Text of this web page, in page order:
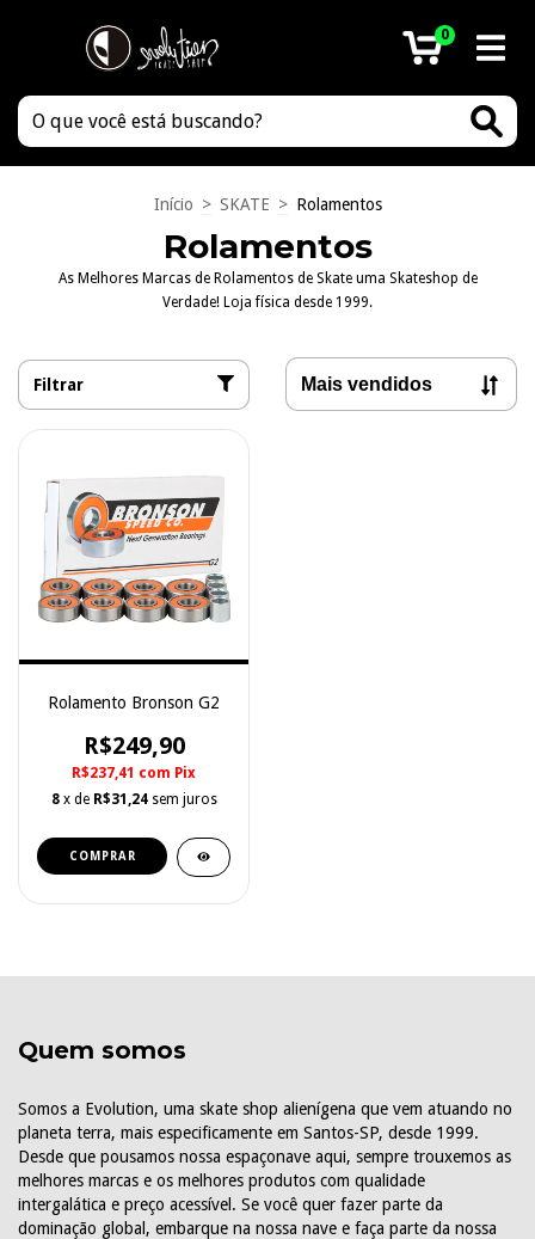
0
Início > SKATE > Rolamentos
Rolamentos
As Melhores Marcas de Rolamentos de Skate uma Skateshop de
Verdade! Loja física desde 1999.
Filtrar
Rolamento Bronson G2
R$249,90
R$237,41 com Pix
8 x de R$31,24 sem juros
Quem somos
Somos a Evolution, uma skate shop alienígena que vem atuando no
planeta terra, mais especificamente em Santos-SP, desde 1999.
Desde que pousamos nossa espaçonave aqui, sempre trouxemos as
melhores marcas e os melhores produtos com qualidade
intergalática e preço acessível. Se você quer fazer parte da
dominação global, embarque na nossa nave e faça parte da nossa